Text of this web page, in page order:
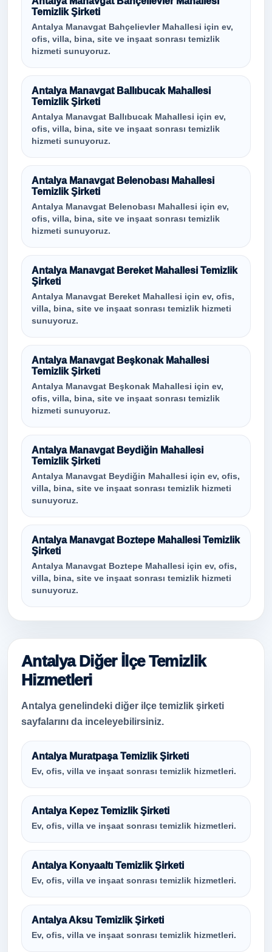
Temizlik Şirketi
Antalya Manavgat Bahçelievler Mahallesi için ev,
ofis, villa, bina, site ve inşaat sonrası temizlik
hizmeti sunuyoruz.
Antalya Manavgat Ballıbucak Mahallesi
Temizlik Şirketi
Antalya Manavgat Ballıbucak Mahallesi için ev,
ofis, villa, bina, site ve inşaat sonrası temizlik
hizmeti sunuyoruz.
Antalya Manavgat Belenobası Mahallesi
Temizlik Şirketi
Antalya Manavgat Belenobası Mahallesi için ev,
ofis, villa, bina, site ve inşaat sonrası temizlik
hizmeti sunuyoruz.
Antalya Manavgat Bereket Mahallesi Temizlik
Şirketi
Antalya Manavgat Bereket Mahallesi için ev, ofis,
villa, bina, site ve inşaat sonrası temizlik hizmeti
sunuyoruz.
Antalya Manavgat Beşkonak Mahallesi
Temizlik Şirketi
Antalya Manavgat Beşkonak Mahallesi için ev,
ofis, villa, bina, site ve inşaat sonrası temizlik
hizmeti sunuyoruz.
Antalya Manavgat Beydiğin Mahallesi
Temizlik Şirketi
Antalya Manavgat Beydiğin Mahallesi için ev, ofis,
villa, bina, site ve inşaat sonrası temizlik hizmeti
sunuyoruz.
Antalya Manavgat Boztepe Mahallesi Temizlik
Şirketi
Antalya Manavgat Boztepe Mahallesi için ev, ofis,
villa, bina, site ve inşaat sonrası temizlik hizmeti
sunuyoruz.
Antalya Diğer İlçe Temizlik
Hizmetleri
Antalya genelindeki diğer ilçe temizlik şirketi
sayfalarını da inceleyebilirsiniz.
Antalya Muratpaşa Temizlik Şirketi
Ev, ofis, villa ve inşaat sonrası temizlik hizmetleri.
Antalya Kepez Temizlik Şirketi
Ev, ofis, villa ve inşaat sonrası temizlik hizmetleri.
Antalya Konyaaltı Temizlik Şirketi
Ev, ofis, villa ve inşaat sonrası temizlik hizmetleri.
Antalya Aksu Temizlik Şirketi
Ev, ofis, villa ve inşaat sonrası temizlik hizmetleri.